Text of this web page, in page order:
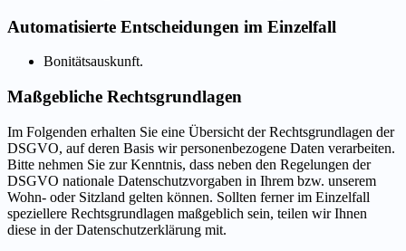
Automatisierte Entscheidungen im Einzelfall
Bonitätsauskunft.
Maßgebliche Rechtsgrundlagen
Im Folgenden erhalten Sie eine Übersicht der Rechtsgrundlagen der
DSGVO, auf deren Basis wir personenbezogene Daten verarbeiten.
Bitte nehmen Sie zur Kenntnis, dass neben den Regelungen der
DSGVO nationale Datenschutzvorgaben in Ihrem bzw. unserem
Wohn- oder Sitzland gelten können. Sollten ferner im Einzelfall
speziellere Rechtsgrundlagen maßgeblich sein, teilen wir Ihnen
diese in der Datenschutzerklärung mit.